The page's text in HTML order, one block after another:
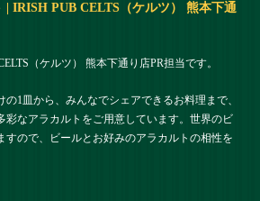
| IRISH PUB CELTS（ケルツ） 熊本下通
（ケルツ） 熊本下通り店PR担当です。
1皿から、みんなでシェアできるお料理まで、
彩なアラカルトをご用意しています。世界のビ
すので、ビールとお好みのアラカルトの相性を